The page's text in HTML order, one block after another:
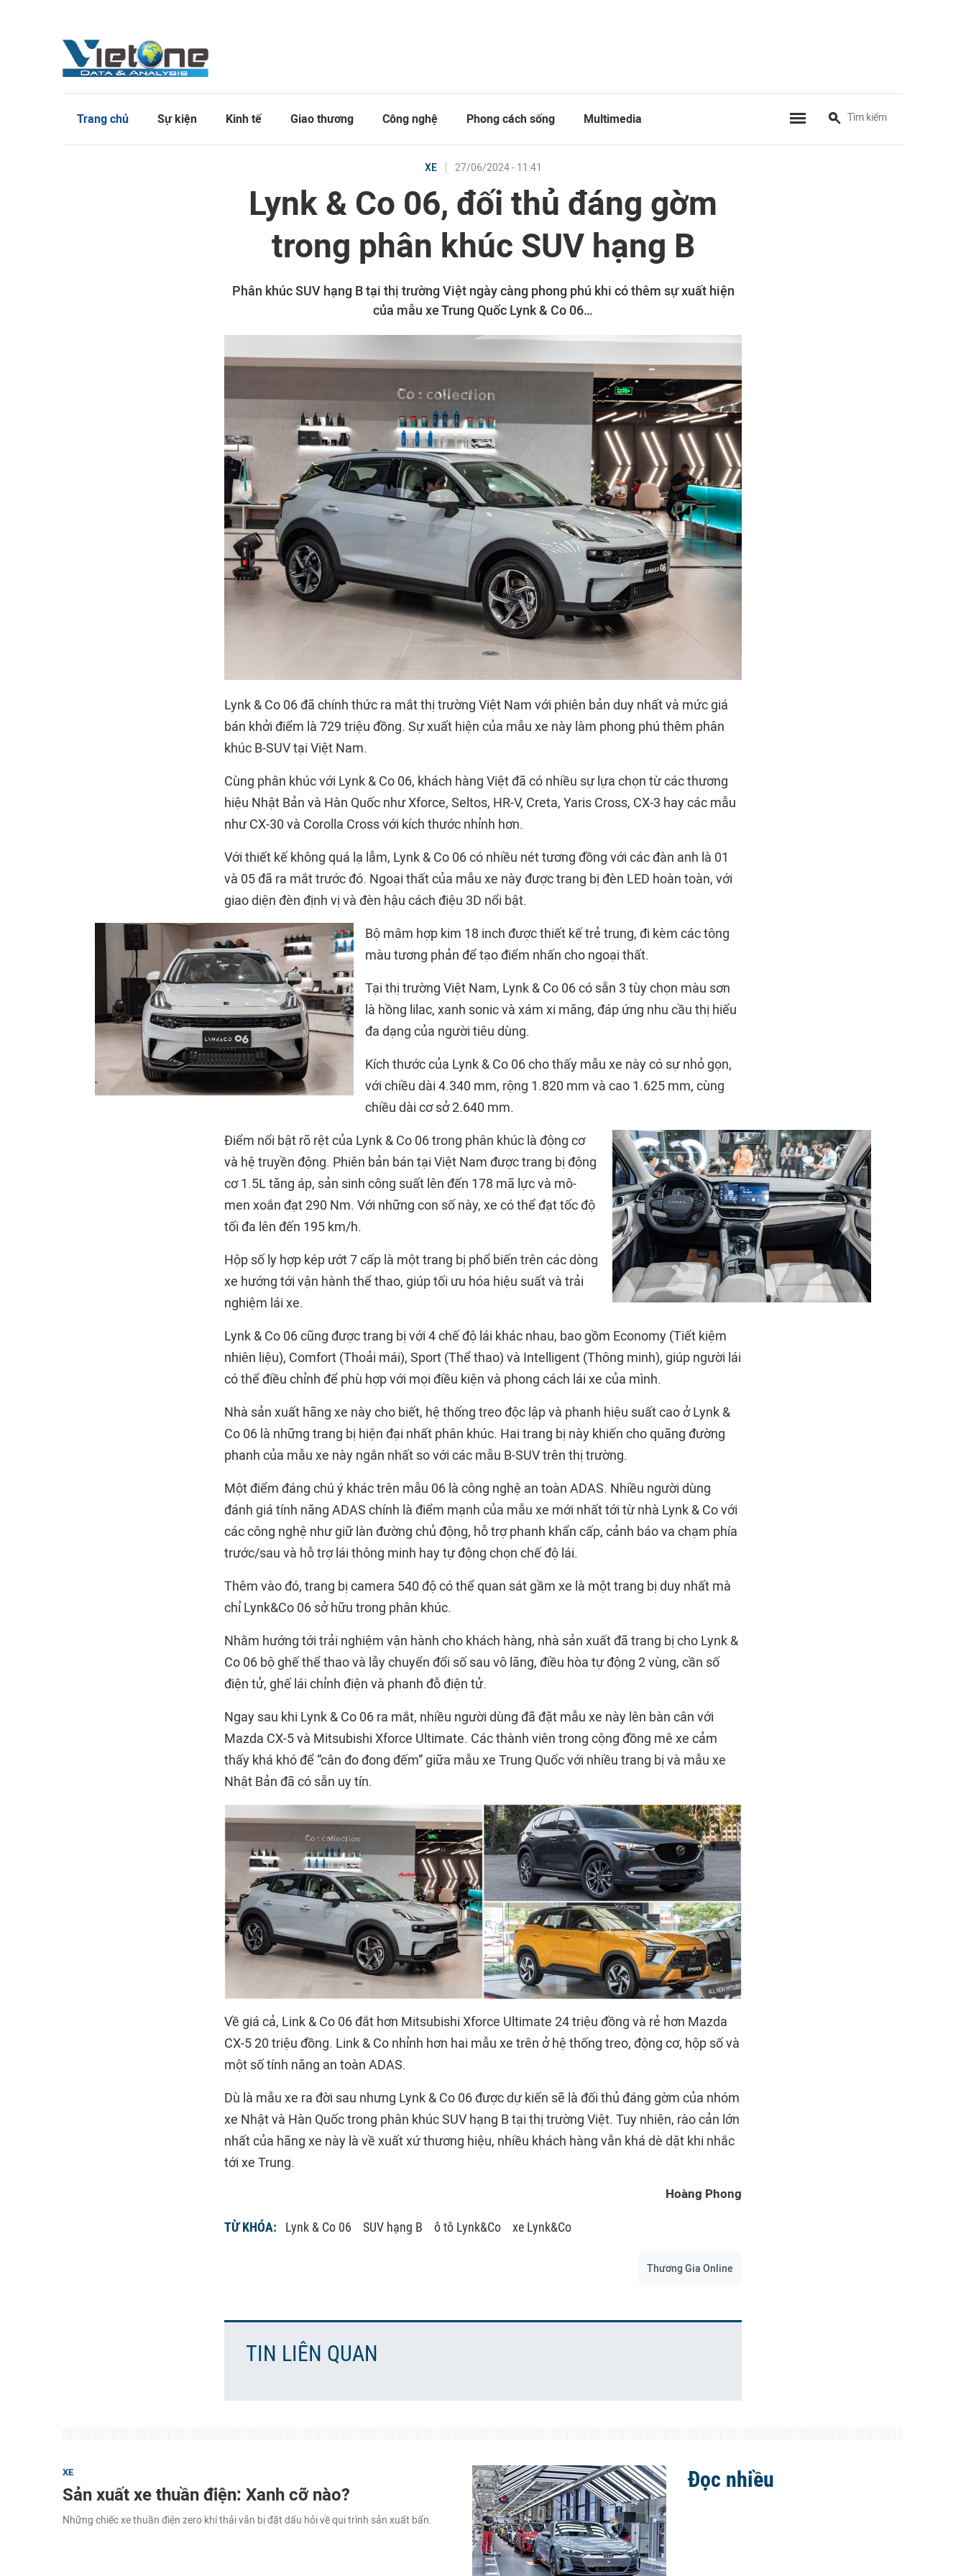
Trang chủ Sự kiện Kinh tế Giao thương Công nghệ Phong cách sống Multimedia
XE 27/06/2024 - 11:41
Lynk & Co 06, đối thủ đáng gờm
trong phân khúc SUV hạng B
Phân khúc SUV hạng B tại thị trường Việt ngày càng phong phú khi có thêm sự xuất hiện
của mẫu xe Trung Quốc Lynk & Co 06…
Lynk & Co 06 đã chính thức ra mắt thị trường Việt Nam với phiên bản duy nhất và mức giá
bán khởi điểm là 729 triệu đồng. Sự xuất hiện của mẫu xe này làm phong phú thêm phân
khúc B-SUV tại Việt Nam.
Cùng phân khúc với Lynk & Co 06, khách hàng Việt đã có nhiều sự lựa chọn từ các thương
hiệu Nhật Bản và Hàn Quốc như Xforce, Seltos, HR-V, Creta, Yaris Cross, CX-3 hay các mẫu
như CX-30 và Corolla Cross với kích thước nhỉnh hơn.
Với thiết kế không quá lạ lẫm, Lynk & Co 06 có nhiều nét tương đồng với các đàn anh là 01
và 05 đã ra mắt trước đó. Ngoại thất của mẫu xe này được trang bị đèn LED hoàn toàn, với
giao diện đèn định vị và đèn hậu cách điệu 3D nổi bật.
Bộ mâm hợp kim 18 inch được thiết kế trẻ trung, đi kèm các tông
màu tương phản để tạo điểm nhấn cho ngoại thất.
Tại thị trường Việt Nam, Lynk & Co 06 có sẵn 3 tùy chọn màu sơn
là hồng lilac, xanh sonic và xám xi măng, đáp ứng nhu cầu thị hiếu
đa dạng của người tiêu dùng.
Kích thước của Lynk & Co 06 cho thấy mẫu xe này có sự nhỏ gọn,
với chiều dài 4.340 mm, rộng 1.820 mm và cao 1.625 mm, cùng
chiều dài cơ sở 2.640 mm.
Điểm nổi bật rõ rệt của Lynk & Co 06 trong phân khúc là động cơ
và hệ truyền động. Phiên bản bán tại Việt Nam được trang bị động
cơ 1.5L tăng áp, sản sinh công suất lên đến 178 mã lực và mô-
men xoắn đạt 290 Nm. Với những con số này, xe có thể đạt tốc độ
tối đa lên đến 195 km/h.
Hộp số ly hợp kép ướt 7 cấp là một trang bị phổ biến trên các dòng
xe hướng tới vận hành thể thao, giúp tối ưu hóa hiệu suất và trải
nghiệm lái xe.
Lynk & Co 06 cũng được trang bị với 4 chế độ lái khác nhau, bao gồm Economy (Tiết kiệm
nhiên liệu), Comfort (Thoải mái), Sport (Thể thao) và Intelligent (Thông minh), giúp người lái
có thể điều chỉnh để phù hợp với mọi điều kiện và phong cách lái xe của mình.
Nhà sản xuất hãng xe này cho biết, hệ thống treo độc lập và phanh hiệu suất cao ở Lynk &
Co 06 là những trang bị hiện đại nhất phân khúc. Hai trang bị này khiến cho quãng đường
phanh của mẫu xe này ngắn nhất so với các mẫu B-SUV trên thị trường.
Một điểm đáng chú ý khác trên mẫu 06 là công nghệ an toàn ADAS. Nhiều người dùng
đánh giá tính năng ADAS chính là điểm mạnh của mẫu xe mới nhất tới từ nhà Lynk & Co với
các công nghệ như giữ làn đường chủ động, hỗ trợ phanh khẩn cấp, cảnh báo va chạm phía
trước/sau và hỗ trợ lái thông minh hay tự động chọn chế độ lái.
Thêm vào đó, trang bị camera 540 độ có thể quan sát gầm xe là một trang bị duy nhất mà
chỉ Lynk&Co 06 sở hữu trong phân khúc.
Nhằm hướng tới trải nghiệm vận hành cho khách hàng, nhà sản xuất đã trang bị cho Lynk &
Co 06 bộ ghế thể thao và lẫy chuyển đổi số sau vô lăng, điều hòa tự động 2 vùng, cần số
điện tử, ghế lái chỉnh điện và phanh đỗ điện tử.
Ngay sau khi Lynk & Co 06 ra mắt, nhiều người dùng đã đặt mẫu xe này lên bàn cân với
Mazda CX-5 và Mitsubishi Xforce Ultimate. Các thành viên trong cộng đồng mê xe cảm
thấy khá khó để “cân đo đong đếm” giữa mẫu xe Trung Quốc với nhiều trang bị và mẫu xe
Nhật Bản đã có sẵn uy tín.
Về giá cả, Link & Co 06 đắt hơn Mitsubishi Xforce Ultimate 24 triệu đồng và rẻ hơn Mazda
CX-5 20 triệu đồng. Link & Co nhỉnh hơn hai mẫu xe trên ở hệ thống treo, động cơ, hộp số và
một số tính năng an toàn ADAS.
Dù là mẫu xe ra đời sau nhưng Lynk & Co 06 được dự kiến sẽ là đối thủ đáng gờm của nhóm
xe Nhật và Hàn Quốc trong phân khúc SUV hạng B tại thị trường Việt. Tuy nhiên, rào cản lớn
nhất của hãng xe này là về xuất xứ thương hiệu, nhiều khách hàng vẫn khá dè dặt khi nhắc
tới xe Trung.
Hoàng Phong
TỪ KHÓA: Lynk & Co 06 SUV hạng B ô tô Lynk&Co xe Lynk&Co
Thương Gia Online
TIN LIÊN QUAN
XE
Sản xuất xe thuần điện: Xanh cỡ nào?
Những chiếc xe thuần điện zero khí thải vẫn bị đặt dấu hỏi về qui trình sản xuất bẩn.
Đọc nhiều